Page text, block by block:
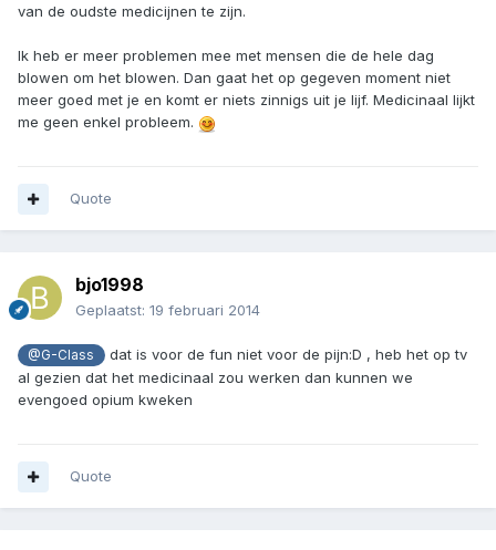
van de oudste medicijnen te zijn.
Ik heb er meer problemen mee met mensen die de hele dag
blowen om het blowen. Dan gaat het op gegeven moment niet
meer goed met je en komt er niets zinnigs uit je lijf. Medicinaal lijkt
me geen enkel probleem.
Quote
bjo1998
Geplaatst: 19 februari 2014
@G-Class
dat is voor de fun niet voor de pijn:D , heb het op tv
al gezien dat het medicinaal zou werken dan kunnen we
evengoed opium kweken
Quote